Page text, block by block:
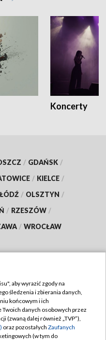
Koncerty
/ GDAŃSK /
/ KIELCE /
ŁÓDŹ / OLSZTYN /
/ RZESZÓW /
/ WROCŁAW
TVP
aby wyrazić zgody na
śledzenia i zbierania danych,
końcowym i ich
danych osobowych przez
(zwaną dalej również „TVP”),
oraz pozostałych Zaufanych
(w tym do